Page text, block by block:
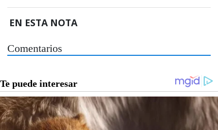
EN ESTA NOTA
Comentarios